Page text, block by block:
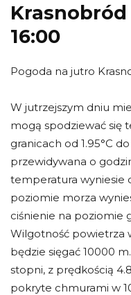
Krasnobród
16:00
Pogoda na jutro
W jutrzejszym dniu
mogą spodziewać się
granicach od 1.95°C
przewidywana o
temperatura wyniesie
poziomie morza
ciśnienie na poziomie
Wilgotność powietrza
będzie sięgać 10000
stopni, z prędkością
pokryte chmurami w